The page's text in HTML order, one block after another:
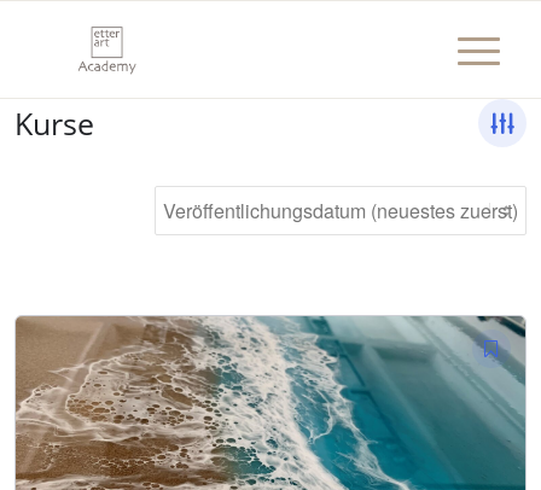
Kurse